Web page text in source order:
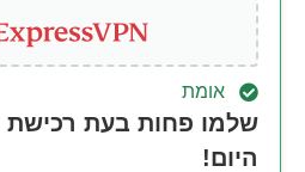
אומת
היום!